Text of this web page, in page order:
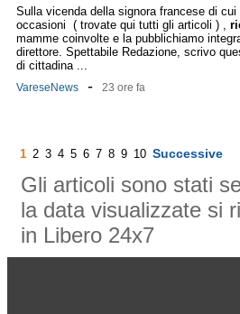
Sulla vicenda della signora francese di
occasioni ( trovate qui tutti gli articoli ) ,
mamme coinvolte e la pubblichiamo
direttore. Spettabile Redazione, scrivo
di cittadina ...
VareseNews - 23 ore fa
1 2 3 4 5 6 7 8 9 10 Successive
Gli articoli sono stati
la data visualizzate si
in Libero 24x7